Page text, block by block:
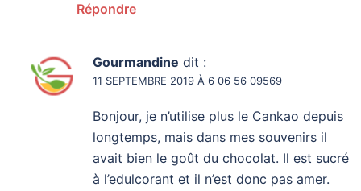
Répondre
Gourmandine dit :
11 SEPTEMBRE 2019 À 6 06 56 09569
Bonjour, je n’utilise plus le Cankao depuis
longtemps, mais dans mes souvenirs il
avait bien le goût du chocolat. Il est sucré
à l’edulcorant et il n’est donc pas amer.